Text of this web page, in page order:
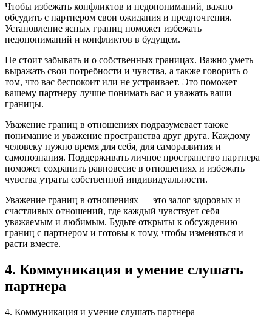
Чтобы избежать конфликтов и недопониманий, важно
обсудить с партнером свои ожидания и предпочтения.
Установление ясных границ поможет избежать
недопониманий и конфликтов в будущем.
Не стоит забывать и о собственных границах. Важно уметь
выражать свои потребности и чувства, а также говорить о
том, что вас беспокоит или не устраивает. Это поможет
вашему партнеру лучше понимать вас и уважать ваши
границы.
Уважение границ в отношениях подразумевает также
понимание и уважение пространства друг друга. Каждому
человеку нужно время для себя, для саморазвития и
самопознания. Поддерживать личное пространство партнера
поможет сохранить равновесие в отношениях и избежать
чувства утраты собственной индивидуальности.
Уважение границ в отношениях — это залог здоровых и
счастливых отношений, где каждый чувствует себя
уважаемым и любимым. Будьте открыты к обсуждению
границ с партнером и готовы к тому, чтобы изменяться и
расти вместе.
4. Коммуникация и умение слушать
партнера
4. Коммуникация и умение слушать партнера